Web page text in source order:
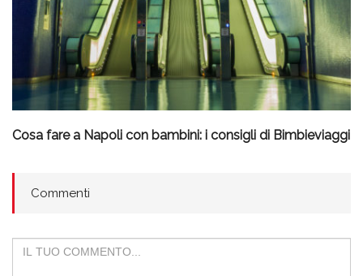
Cosa fare a Napoli con bambini: i consigli di Bimbieviaggi
Commenti